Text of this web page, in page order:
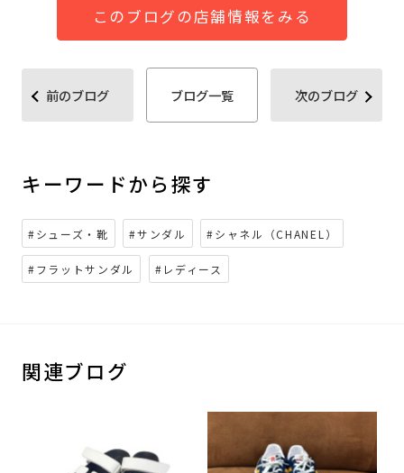
このブログの店舗情報をみる
前のブログ ブログ一覧 次のブログ
キーワードから探す
#シューズ・靴 #サンダル #シャネル（CHANEL）
#フラットサンダル #レディース
関連ブログ